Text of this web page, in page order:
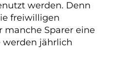
werden. Denn
freiwilligen
manche Sparer eine
werden jährlich